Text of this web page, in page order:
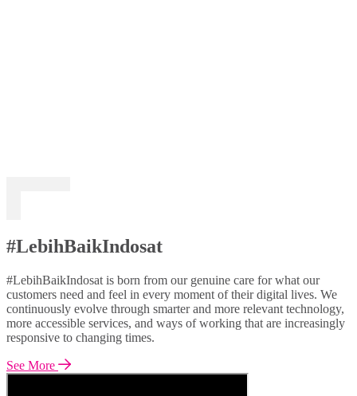
#LebihBaikIndosat
#LebihBaikIndosat is born from our genuine care for what our
customers need and feel in every moment of their digital lives. We
continuously evolve through smarter and more relevant technology,
more accessible services, and ways of working that are increasingly
responsive to changing times.
See More